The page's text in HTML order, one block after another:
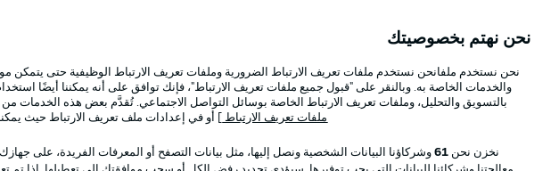
Official Partners
نحن نهتم بخصوصيتك
نحن نستخدم ملفانحن نستخدم ملفات تعريف الارتباط الضرورية وملفات تعريف الارتباط الوظيفية حتى يتمكن
والخدمات الخاصة به. وبالنقر على "قبول جميع ملفات تعريف الارتباط"، فإنك توافق على أنه يمكننا أيضًا
بالتسويق والتحليل، وملفات تعريف الارتباط الخاصة بوسائل التواصل الاجتماعي. تُقدَّم بعض هذه الخدمات
ملفات تعريف الارتباط
] أو في إعدادات ملف تعريف الارتباط حيث
نخزن نحن 61وشركاؤنا البيانات الشخصية ونصل إليها، مثل بيانات التصفح أو المعرفات الفريدة، على